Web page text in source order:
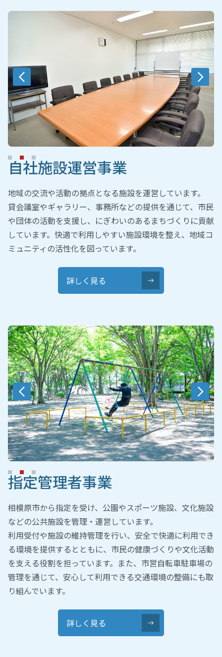
自社施設運営事業
地域の交流や活動の拠点となる施設を運営しています。
貸会議室やギャラリー、事務所などの提供を通じて、市民
や団体の活動を支援し、にぎわいのあるまちづくりに貢献
しています。快適で利用しやすい施設環境を整え、地域コ
ミュニティの活性化を図っています。
詳しく見る
指定管理者事業
相模原市から指定を受け、公園やスポーツ施設、文化施設
などの公共施設を管理・運営しています。
利用受付や施設の維持管理を行い、安全で快適に利用でき
る環境を提供するとともに、市民の健康づくりや文化活動
を支える役割を担っています。また、市営自転車駐車場の
管理を通じて、安心して利用できる交通環境の整備にも取
り組んでいます。
詳しく見る